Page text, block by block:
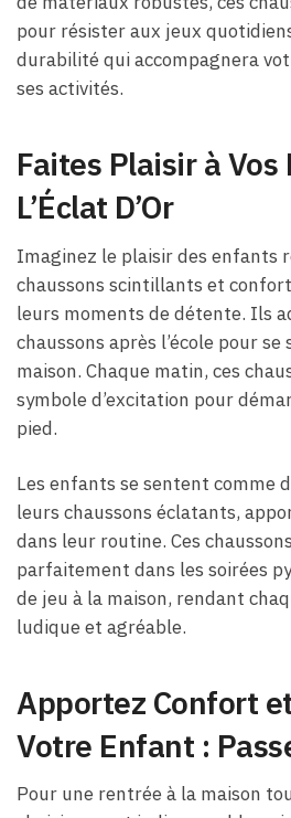
pour résister aux jeux
durabilité qui accompagnera
ses activités.
Faites Plaisir à
L’Éclat D’Or
Imaginez le plaisir des enfants
chaussons scintillants et
leurs moments de détente. Ils
chaussons après l’école pour se
maison. Chaque matin, ces
symbole d’excitation pour
pied.
Les enfants se sentent comme
leurs chaussons éclatants,
dans leur routine. Ces
parfaitement dans les soirées
de jeu à la maison, rendant
ludique et agréable.
Apportez Confort
Votre Enfant :
Pour une rentrée à la maison